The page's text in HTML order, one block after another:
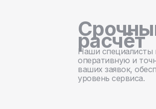
расчёт
Наши специалисты
оперативную и
ваших заявок,
уровень сервиса.